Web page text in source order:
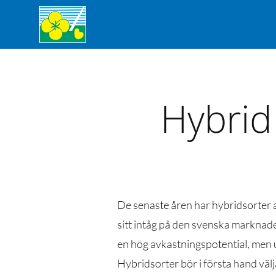
De senaste åren har hybridsorter
sitt intåg på den svenska
en hög avkastningspotential, men
Hybridsorter bör i första hand